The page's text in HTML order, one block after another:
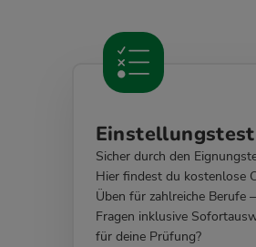
Sicher durch den
Hier findest du kostenlose
Üben für zahlreiche Berufe
Fragen inklusive
für deine Prüfung?